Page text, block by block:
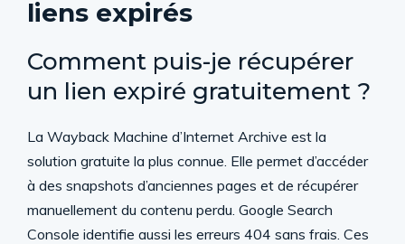
liens expirés
Comment puis-je récupérer
un lien expiré gratuitement ?
La Wayback Machine d’Internet Archive est la
solution gratuite la plus connue. Elle permet d’accéder
à des snapshots d’anciennes pages et de récupérer
manuellement du contenu perdu. Google Search
Console identifie aussi les erreurs 404 sans frais. Ces